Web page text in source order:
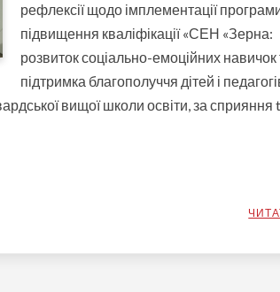
рефлексії щодо імплементації
підвищення кваліфікації «СЕН «Зерна:
розвиток соціально-емоційних навичок
підтримка благополуччя дітей і
вищої школи освіти, за сприяння